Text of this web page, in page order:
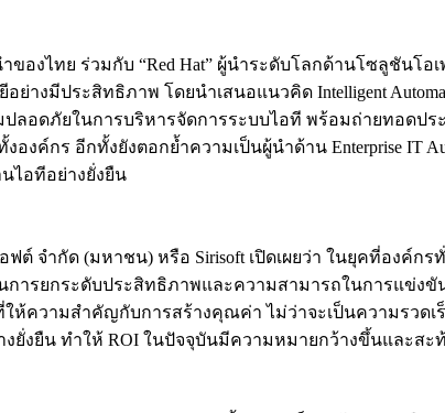
ไทย ร่วมกับ “Red Hat” ผู้นำระดับโลกด้านโซลูชันโอเพ่
างมีประสิทธิภาพ โดยนำเสนอแนวคิด Intelligent
อดภัยในการบริหารจัดการระบบไอที พร้อมถ่ายทอดปร
ร อีกทั้งยังตอกย้ำความเป็นผู้นำด้าน Enterprise IT
ไอทีอย่างยั่งยืน
ต์ จำกัด (มหาชน) หรือ Sirisoft เปิดเผยว่า ในยุคที่องค์
ารยกระดับประสิทธิภาพและความสามารถในการแข่ง
ห้ความสำคัญกับการสร้างคุณค่า ไม่ว่าจะเป็นความรวด
ยั่งยืน ทำให้ ROI ในปัจจุบันมีความหมายกว้างขึ้นและส